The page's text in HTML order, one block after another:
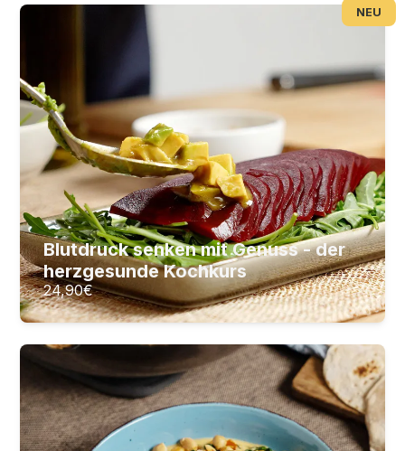
NEU
Blutdruck senken mit Genuss - der
herzgesunde Kochkurs
24,90€
Blutdruck senken mit Genuss - der
herzgesunde Kochkurs
Bluthochdruck
Lektionen
2
Stunden Videomaterial
24,90€ ZUM KURS
Ayurvedisch kochen – vegan
Ayurveda verstehen und praktisch anwenden
17Lektionen
2Stunden Videomaterial